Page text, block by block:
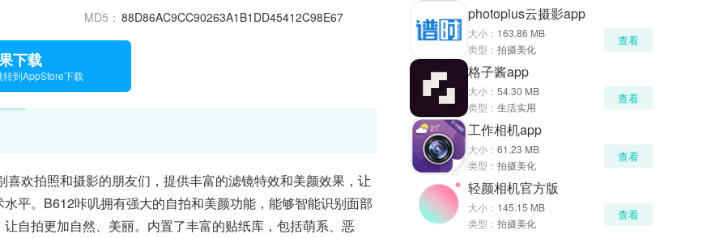
MD5： 88D86AC9CC90263A1B1DD45412C98E67
下载
转到AppStore下载
欢拍照和摄影的朋友们，提供丰富的滤镜特效和美颜效果，让
平。B612咔叽拥有强大的自拍和美颜功能，能够智能识别面部
自拍更加自然、美丽。内置了丰富的贴纸库，包括萌系、恶
photoplus云摄影app
大小： 163.86 MB
类型： 拍摄美化
查看
格子酱app
大小： 54.30 MB
类型： 生活实用
查看
工作相机app
大小： 61.23 MB
类型： 拍摄美化
查看
轻颜相机官方版
大小： 145.15 MB
类型： 拍摄美化
查看